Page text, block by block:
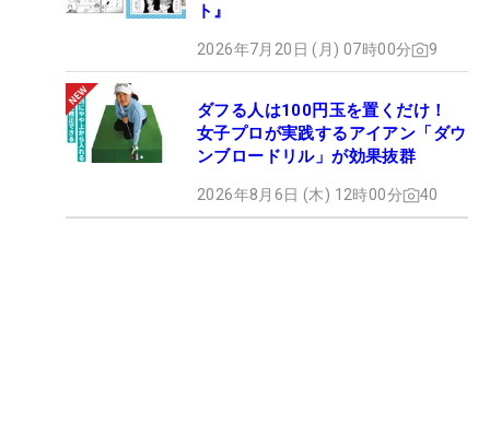
ト』
2026年7月20日 (月) 07時00分 9
ダフる人は100円玉を置くだけ！
女子プロが実践するアイアン「ダウ
ンブロードリル」が効果抜群
2026年8月6日 (木) 12時00分 40